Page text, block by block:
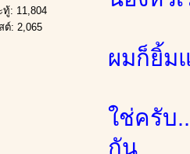
ทู้: 11,804
ต์: 2,065
ผมก็ยิ้ม
ใช่ครับ
กัน